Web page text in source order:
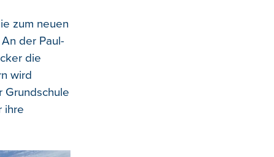
zum neuen
der Paul-
die
wird
Grundschule
ihre